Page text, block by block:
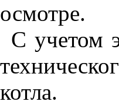
осмотре.
С учетом
котла.